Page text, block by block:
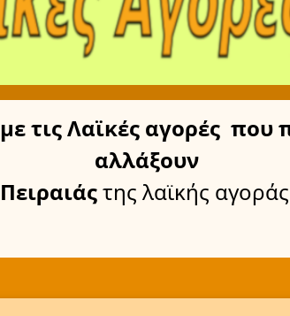
με τις Λαϊκές αγορές που
αλλάξουν
Πειραιάςτης λαϊκής αγοράς